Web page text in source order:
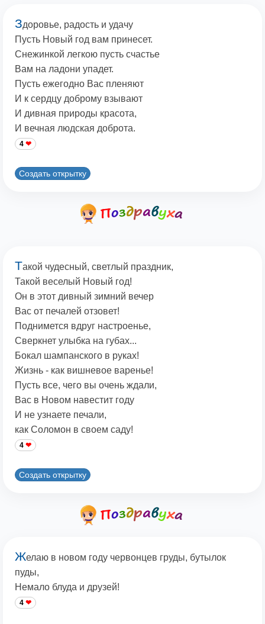
Здоровье, радость и удачу
Пусть Новый год вам принесет.
Снежинкой легкою пусть счастье
Вам на ладони упадет.
Пусть ежегодно Вас пленяют
И к сердцу доброму взывают
И дивная природы красота,
И вечная людская доброта.
4
Создать открытку
Такой чудесный, светлый праздник,
Такой веселый Новый год!
Он в этот дивный зимний вечер
Вас от печалей отзовет!
Поднимется вдруг настроенье,
Сверкнет улыбка на губах...
Бокал шампанского в руках!
Жизнь - как вишневое варенье!
Пусть все, чего вы очень ждали,
Вас в Новом навестит году
И не узнаете печали,
как Соломон в своем саду!
4
Создать открытку
Желаю в новом году червонцев груды, бутылок
пуды,
Немало блуда и друзей!
4